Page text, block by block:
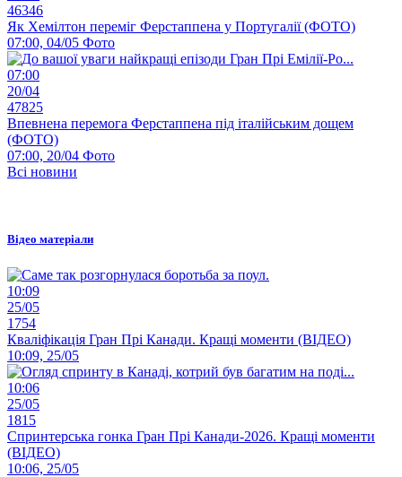
46346
Як Хемілтон переміг Ферстаппена у Португалії (ФОТО)
07:00, 04/05 Фото
07:00
20/04
47825
Впевнена перемога Ферстаппена під італійським дощем
(ФОТО)
07:00, 20/04 Фото
Всі новини
Відео матеріали
10:09
25/05
1754
Кваліфікація Гран Прі Канади. Кращі моменти (ВІДЕО)
10:09, 25/05
10:06
25/05
1815
Спринтерська гонка Гран Прі Канади-2026. Кращі моменти
(ВІДЕО)
10:06, 25/05